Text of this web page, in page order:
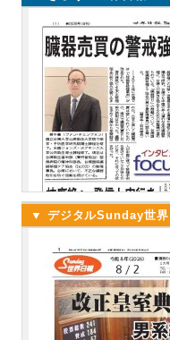
▼ デジタルSunday世界